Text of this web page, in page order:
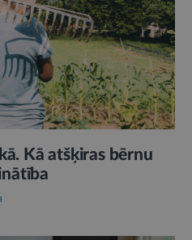
Kā atšķiras bērnu